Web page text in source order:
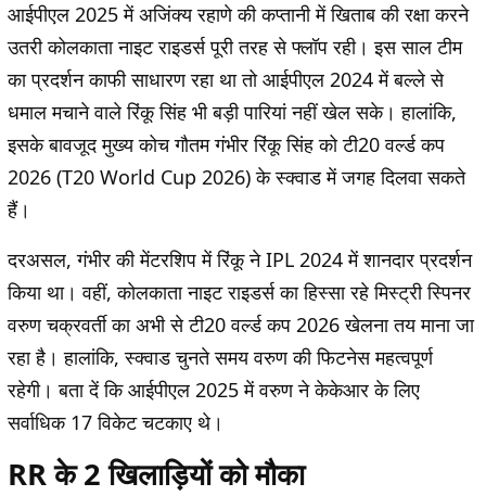
आईपीएल 2025 में अजिंक्य रहाणे की कप्तानी में खिताब की रक्षा करने
उतरी कोलकाता नाइट राइडर्स पूरी तरह से फ्लॉप रही। इस साल टीम
का प्रदर्शन काफी साधारण रहा था तो आईपीएल 2024 में बल्ले से
धमाल मचाने वाले रिंकू सिंह भी बड़ी पारियां नहीं खेल सके। हालांकि,
इसके बावजूद मुख्य कोच गौतम गंभीर रिंकू सिंह को टी20 वर्ल्ड कप
2026 (T20 World Cup 2026) के स्क्वाड में जगह दिलवा सकते
हैं।
दरअसल, गंभीर की मेंटरशिप में रिंकू ने IPL 2024 में शानदार प्रदर्शन
किया था। वहीं, कोलकाता नाइट राइडर्स का हिस्सा रहे मिस्ट्री स्पिनर
वरुण चक्रवर्ती का अभी से टी20 वर्ल्ड कप 2026 खेलना तय माना जा
रहा है। हालांकि, स्क्वाड चुनते समय वरुण की फिटनेस महत्वपूर्ण
रहेगी। बता दें कि आईपीएल 2025 में वरुण ने केकेआर के लिए
सर्वाधिक 17 विकेट चटकाए थे।
RR के 2 खिलाड़ियों को मौका